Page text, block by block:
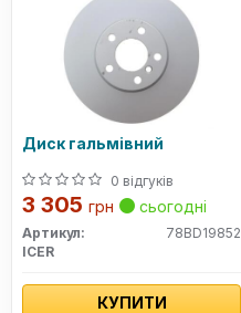
Диск гальмівний
0 відгуків
3 305 грн сьогодні
Артикул:
78BD19852
ICER
КУПИТИ